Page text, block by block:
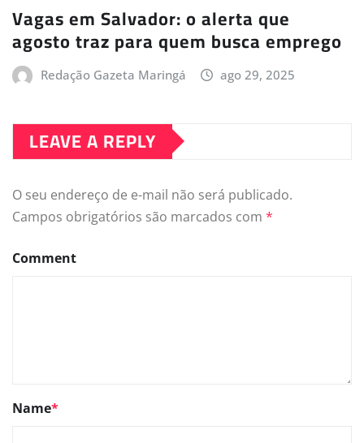
Vagas em Salvador: o alerta que
agosto traz para quem busca emprego
Redação Gazeta Maringá ago 29, 2025
LEAVE A REPLY
O seu endereço de e-mail não será publicado.
Campos obrigatórios são marcados com *
Comment
Name*